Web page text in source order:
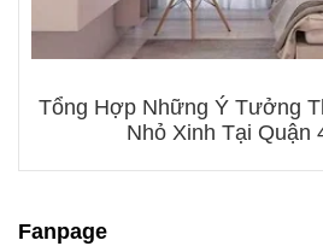
Tổng Hợp Những Ý Tưởng
Nhỏ Xinh Tại Quận
Fanpage